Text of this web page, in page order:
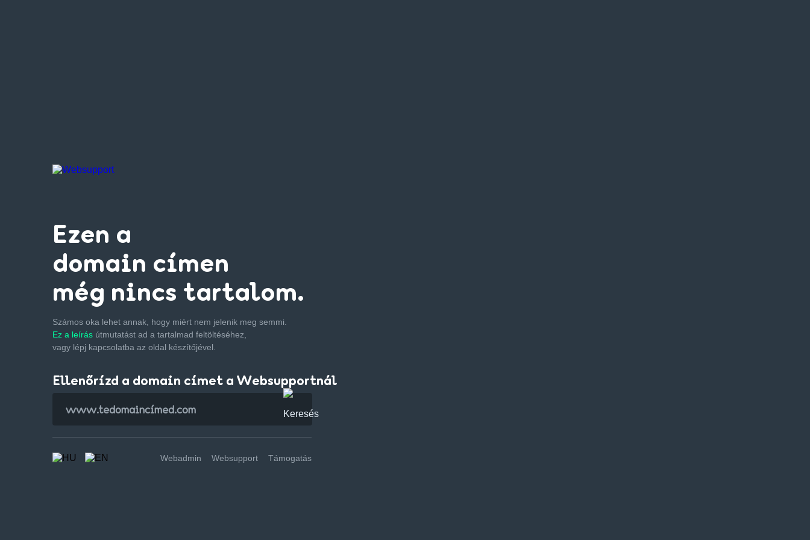
Ezen a
domain címen
még nincs tartalom.
Számos oka lehet annak, hogy miért nem jelenik meg semmi.
Ez a leírás útmutatást ad a tartalmad feltöltéséhez,
vagy lépj kapcsolatba az oldal készítőjével.
Ellenőrízd a domain címet a Websupportnál
Webadmin Websupport Támogatás